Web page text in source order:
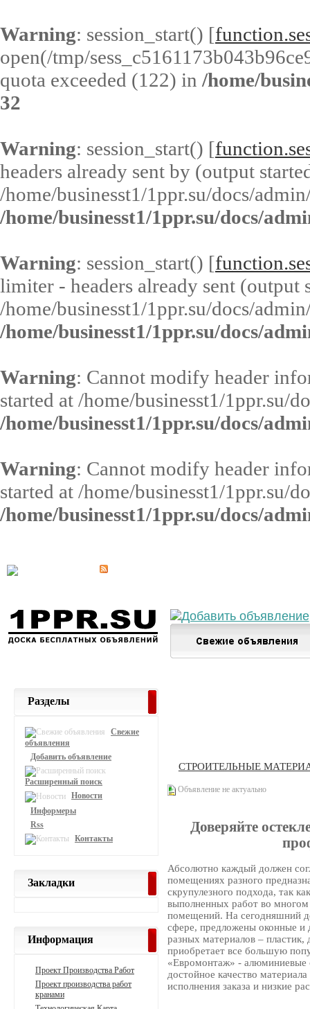
Warning: session_start() [
open(/tmp/
quota exceeded (122) in /home/
32
Warning: session_start() [
headers already sent by (output
/home/businesst1/1ppr.su/docs/
/home/businesst1/1ppr.su/docs/
Warning: session_start() [
limiter - headers already sent (output
/home/businesst1/1ppr.su/docs/
/home/businesst1/1ppr.su/docs/
Warning: Cannot modify header
started at /home/businesst1/1ppr.su/
/home/businesst1/1ppr.su/docs/
Warning: Cannot modify header
started at /home/businesst1/1ppr.su/
/home/businesst1/1ppr.su/docs/
СТРОИТЕЛЬНЫЕ
Объявление не актуально
Доверяйте
Абсолютно каждый должен
помещениях разного
скрупулезного подхода, так
выполненных работ во
помещений. На сегодняшний
сфере, предложены оконные и
разных материалов –
приобретает все большую
«Евромонтаж» - алюминиевые
достойное качество
исполнения заказа и низкие
Разделы
Свежие
объявления
Добавить объявление
Расширенный поиск
Новости
Информеры
Rss
Контакты
Закладки
Информация
Проект Производства Работ
Проект производства работ
кранами